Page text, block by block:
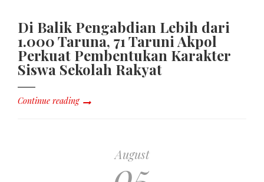
Di Balik Pengabdian Lebih dari
1.000 Taruna, 71 Taruni Akpol
Perkuat Pembentukan Karakter
Siswa Sekolah Rakyat
Continue reading
August